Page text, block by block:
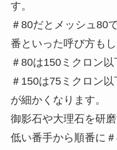
す。
＃80だとメッシュ80
番といった呼び方もし
＃80は150ミクロン以
＃150は75ミクロン
が細かくなります。
御影石や大理石を研
低い番手から順番に